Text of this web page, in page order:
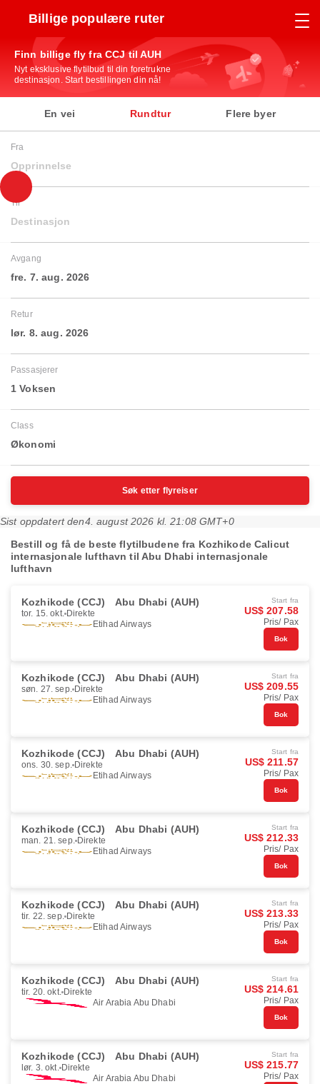
Billige populære ruter
Finn billige fly fra CCJ til AUH
Nyt eksklusive flytilbud til din foretrukne
destinasjon. Start bestillingen din nå!
En vei Rundtur Flere byer
Fra
Opprinnelse
Til
Destinasjon
Avgang
fre. 7. aug. 2026
Retur
lør. 8. aug. 2026
Passasjerer
1 Voksen
Class
Økonomi
Søk etter flyreiser
Sist oppdatert den4. august 2026 kl. 21:08 GMT+0
Bestill og få de beste flytilbudene fra Kozhikode Calicut
internasjonale lufthavn til Abu Dhabi internasjonale
lufthavn
Kozhikode (CCJ) Abu Dhabi (AUH)
tor. 15. okt. Direkte
Etihad Airways
Start fra
US$ 207.58
Pris/ Pax
Bok
Kozhikode (CCJ) Abu Dhabi (AUH)
søn. 27. sep. Direkte
Etihad Airways
Start fra
US$ 209.55
Pris/ Pax
Bok
Kozhikode (CCJ) Abu Dhabi (AUH)
ons. 30. sep. Direkte
Etihad Airways
Start fra
US$ 211.57
Pris/ Pax
Bok
Kozhikode (CCJ) Abu Dhabi (AUH)
man. 21. sep. Direkte
Etihad Airways
Start fra
US$ 212.33
Pris/ Pax
Bok
Kozhikode (CCJ) Abu Dhabi (AUH)
tir. 22. sep. Direkte
Etihad Airways
Start fra
US$ 213.33
Pris/ Pax
Bok
Kozhikode (CCJ) Abu Dhabi (AUH)
tir. 20. okt. Direkte
Air Arabia Abu Dhabi
Start fra
US$ 214.61
Pris/ Pax
Bok
Kozhikode (CCJ) Abu Dhabi (AUH)
lør. 3. okt. Direkte
Air Arabia Abu Dhabi
Start fra
US$ 215.77
Pris/ Pax